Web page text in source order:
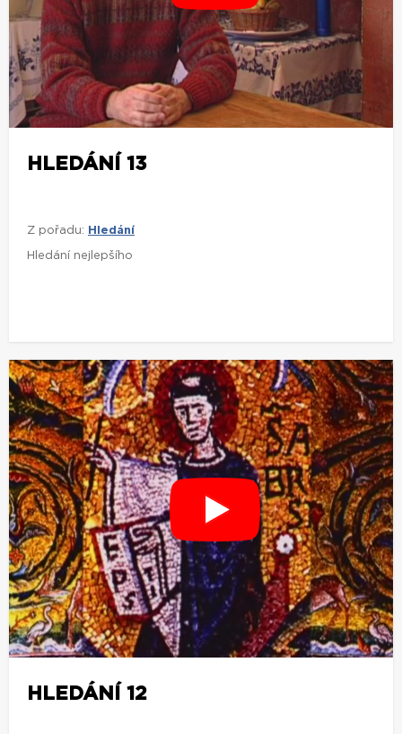
HLEDÁNÍ 13
Z pořadu: Hledání
Hledání nejlepšího
HLEDÁNÍ 12